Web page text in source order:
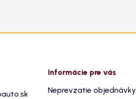
Informácie pre vás
Neprevzatie objednávky